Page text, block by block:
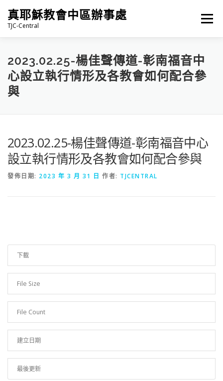
真耶穌教會中區辦事處
TJC-Central
選單
最新消息 專題|多媒體 報名專區/資料填報
福音車借用與回饋
2023.02.25-楊佳聲傳道-彰南福音中
心設立執行情形及各教會如何配合參
與
2023.02.25-楊佳聲傳道-彰南福音中心
設立執行情形及各教會如何配合參與
發佈日期: 2023 年 3 月 31 日 作者: TJCENTRAL
下載
File Size
File Count
建立日期
最後更新